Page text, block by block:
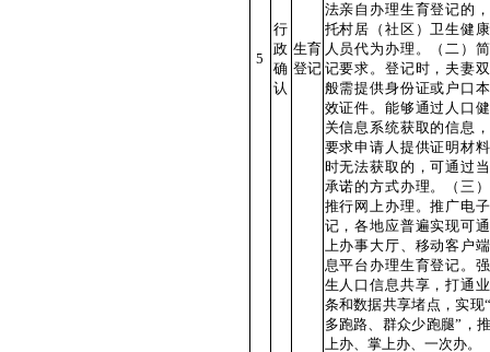
5
行
政
确
认
生育
登记
法亲自办理生育登记的
托村居（社区）卫生健
人员代为办理。（二）
记要求。登记时，夫妻
般需提供身份证或户口
效证件。能够通过人口
关信息系统获取的信息
要求申请人提供证明材
时无法获取的，可通过
承诺的方式办理。（三
推行网上办理。推广电
记，各地应普遍实现可
上办事大厅、移动客户
息平台办理生育登记。
生人口信息共享，打通
条和数据共享堵点，实现
多跑路、群众少跑腿”，
上办、掌上办、一次办。